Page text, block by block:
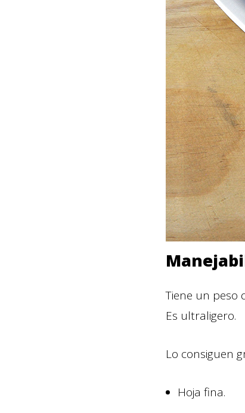
Tiene un peso
Es ultraligero.
Lo consiguen
Hoja fina.